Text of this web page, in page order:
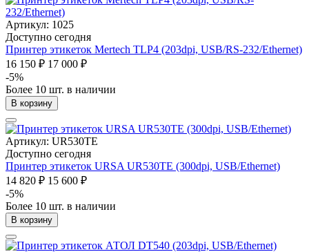
Артикул: 1025
Доступно сегодня
Принтер этикеток Mertech TLP4 (203dpi, USB/RS-232/Ethernet)
16 150 ₽ 17 000 ₽
-5%
Более 10 шт. в наличии
В корзину
Артикул: UR530TE
Доступно сегодня
Принтер этикеток URSA UR530TE (300dpi, USB/Ethernet)
14 820 ₽ 15 600 ₽
-5%
Более 10 шт. в наличии
В корзину